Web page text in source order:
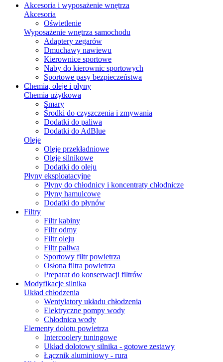
Akcesoria i wyposażenie wnętrza
Akcesoria
Oświetlenie
Wyposażenie wnętrza samochodu
Adaptery zegarów
Dmuchawy nawiewu
Kierownice sportowe
Naby do kierownic sportowych
Sportowe pasy bezpieczeństwa
Chemia, oleje i płyny
Chemia użytkowa
Smary
Środki do czyszczenia i zmywania
Dodatki do paliwa
Dodatki do AdBlue
Oleje
Oleje przekładniowe
Oleje silnikowe
Dodatki do oleju
Płyny eksploatacyjne
Płyny do chłodnicy i koncentraty chłodnicze
Płyny hamulcowe
Dodatki do płynów
Filtry
Filtr kabiny
Filtr odmy
Filtr oleju
Filtr paliwa
Sportowy filtr powietrza
Osłona filtra powietrza
Preparat do konserwacji filtrów
Modyfikacje silnika
Układ chłodzenia
Wentylatory układu chłodzenia
Elektryczne pompy wody
Chłodnica wody
Elementy dolotu powietrza
Intercoolery tuningowe
Układ dolotowy silnika - gotowe zestawy
Łącznik aluminiowy - rura